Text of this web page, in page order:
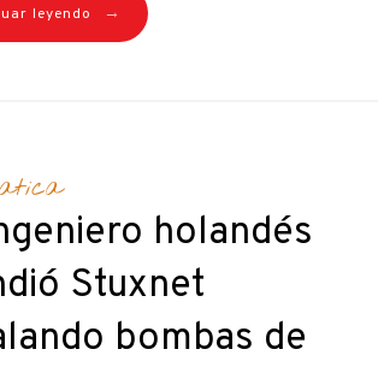
leyendo →
holandés
Stuxnet
bombas de